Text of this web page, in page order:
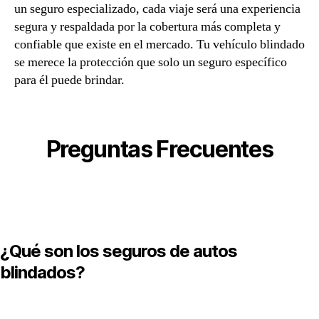
un seguro especializado, cada viaje será una experiencia
segura y respaldada por la cobertura más completa y
confiable que existe en el mercado. Tu vehículo blindado
se merece la protección que solo un seguro específico
para él puede brindar.
Preguntas Frecuentes
¿Qué son los seguros de autos
blindados?